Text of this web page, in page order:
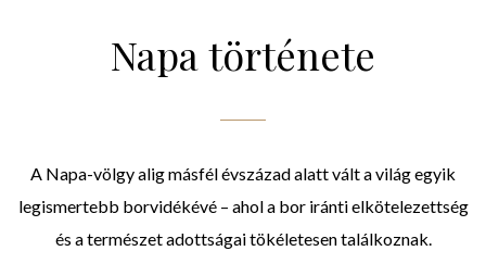
Napa története
A Napa-völgy alig másfél évszázad alatt vált a világ egyik
legismertebb borvidékévé – ahol a bor iránti elkötelezettség
és a természet adottságai tökéletesen találkoznak.